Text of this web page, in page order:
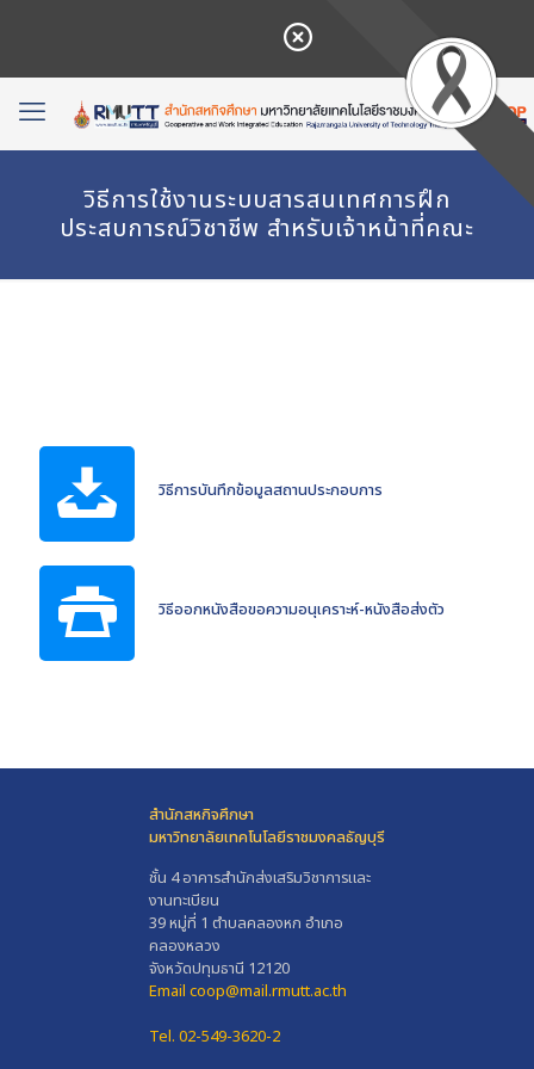
วิธีการใช้งานระบบสารสนเทศการฝึก
ประสบการณ์วิชาชีพ สำหรับเจ้าหน้าที่คณะ
วิธีการบันทึกข้อมูลสถานประกอบการ
วิธีออกหนังสือขอความอนุเคราะห์-หนังสือส่งตัว
สำนักสหกิจศึกษา
มหาวิทยาลัยเทคโนโลยีราชมงคลธัญบุรี
ชั้น 4 อาคารสำนักส่งเสริมวิชาการและ
งานทะเบียน
39 หมู่ที่ 1 ตำบลคลองหก อำเภอ
คลองหลวง
จังหวัดปทุมธานี 12120
Email coop@mail.rmutt.ac.th
Tel. 02-549-3620-2